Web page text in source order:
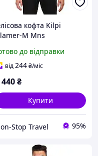
кофта Kilpi
M Mns
до відправки
від244₴/міс
₴
Купити
Stop Travel 95%